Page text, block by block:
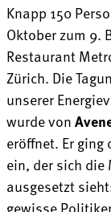
Knapp 150
Oktober zum 9.
Restaurant
Zürich. Die
unserer
wurde von
eröffnet. Er
ein, der sich
ausgesetzt
gewisse